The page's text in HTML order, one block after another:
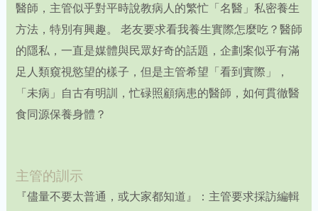
醫師，主管似乎對平時說教病人的繁忙「名醫」私密養生
方法，特別有興趣。 老友要求看我養生實際怎麼吃？醫師
的隱私，一直是媒體與民眾好奇的話題，企劃案似乎有滿
足人類窺視慾望的樣子，但是主管希望「看到實際」，
「未病」自古有明訓，忙碌照顧病患的醫師，如何貫徹醫
食同源保養身體？
主管的訓示
『儘量不要太普通，或大家都知道』：主管要求採訪編輯